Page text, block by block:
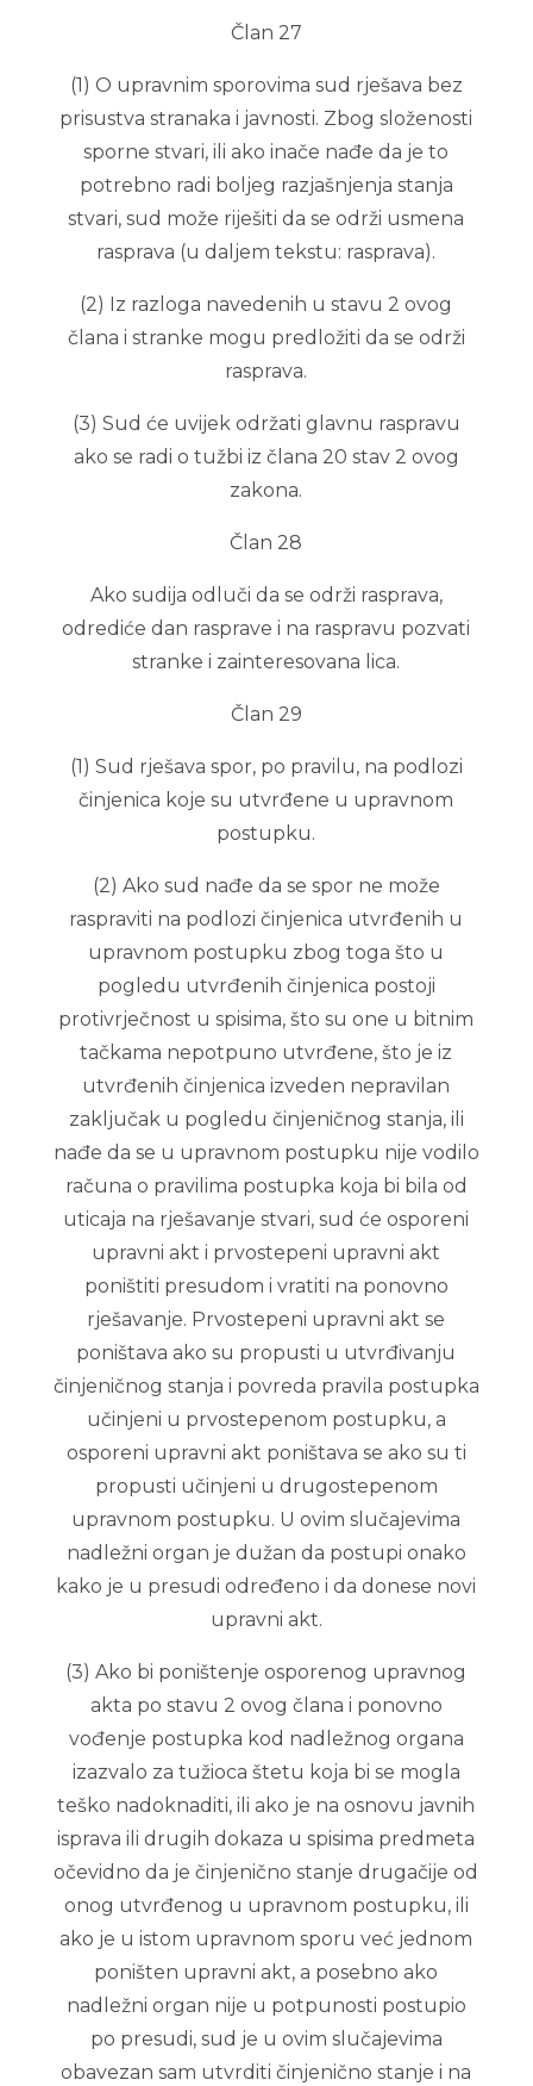
Član 27
(1) O upravnim sporovima sud rješava bez
prisustva stranaka i javnosti. Zbog složenosti
sporne stvari, ili ako inače nađe da je to
potrebno radi boljeg razjašnjenja stanja
stvari, sud može riješiti da se održi usmena
rasprava (u daljem tekstu: rasprava).
(2) Iz razloga navedenih u stavu 2 ovog
člana i stranke mogu predložiti da se održi
rasprava.
(3) Sud će uvijek održati glavnu raspravu
ako se radi o tužbi iz člana 20 stav 2 ovog
zakona.
Član 28
Ako sudija odluči da se održi rasprava,
odrediće dan rasprave i na raspravu pozvati
stranke i zainteresovana lica.
Član 29
(1) Sud rješava spor, po pravilu, na podlozi
činjenica koje su utvrđene u upravnom
postupku.
(2) Ako sud nađe da se spor ne može
raspraviti na podlozi činjenica utvrđenih u
upravnom postupku zbog toga što u
pogledu utvrđenih činjenica postoji
protivrječnost u spisima, što su one u bitnim
tačkama nepotpuno utvrđene, što je iz
utvrđenih činjenica izveden nepravilan
zaključak u pogledu činjeničnog stanja, ili
nađe da se u upravnom postupku nije vodilo
računa o pravilima postupka koja bi bila od
uticaja na rješavanje stvari, sud će osporeni
upravni akt i prvostepeni upravni akt
poništiti presudom i vratiti na ponovno
rješavanje. Prvostepeni upravni akt se
poništava ako su propusti u utvrđivanju
činjeničnog stanja i povreda pravila postupka
učinjeni u prvostepenom postupku, a
osporeni upravni akt poništava se ako su ti
propusti učinjeni u drugostepenom
upravnom postupku. U ovim slučajevima
nadležni organ je dužan da postupi onako
kako je u presudi određeno i da donese novi
upravni akt.
(3) Ako bi poništenje osporenog upravnog
akta po stavu 2 ovog člana i ponovno
vođenje postupka kod nadležnog organa
izazvalo za tužioca štetu koja bi se mogla
teško nadoknaditi, ili ako je na osnovu javnih
isprava ili drugih dokaza u spisima predmeta
očevidno da je činjenično stanje drugačije od
onog utvrđenog u upravnom postupku, ili
ako je u istom upravnom sporu već jednom
poništen upravni akt, a posebno ako
nadležni organ nije u potpunosti postupio
po presudi, sud je u ovim slučajevima
obavezan sam utvrditi činjenično stanje i na